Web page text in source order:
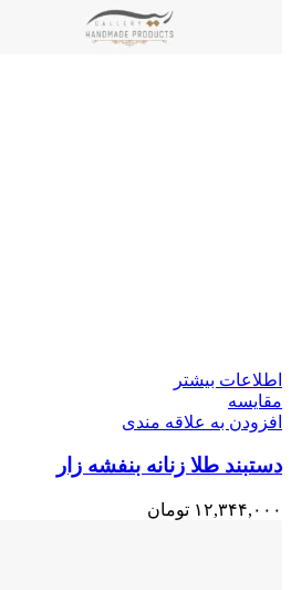
اطلاعات بیشتر
مقایسه
افزودن به علاقه مندی
دستبند طلا زنانه بنفشه زار
۱۲,۳۴۴,۰۰۰ تومان